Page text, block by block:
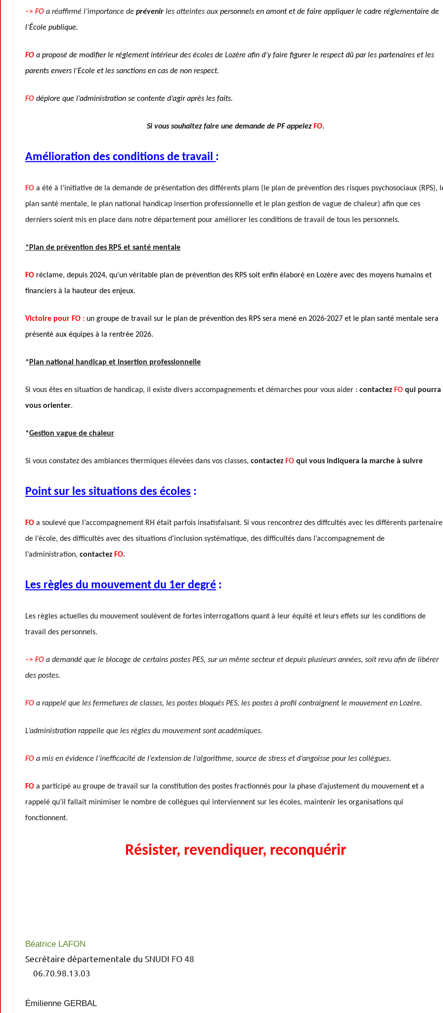
–> FO a réaffirmé l’importance de prévenir les atteintes aux personnels en amont et de faire appliquer le cadre réglementaire de
l’École publique.
FO a proposé de modifier le réglement intérieur des écoles de Lozère afin d’y faire figurer le respect dû par les partenaires et les
parents envers l’Ecole et les sanctions en cas de non respect.
FO déplore que l’administration se contente d’agir après les faits.
Si vous souhaitez faire une demande de PF appelezFO.
Amélioration des conditions de travail :
FO a été à l’initiative de la demande de présentation des différents plans (le plan de prévention des risques psychosociaux (RPS),
plan santé mentale, le plan national handicap insertion professionnelle et le plan gestion de vague de chaleur) afin que ces
derniers soient mis en place dans notre département pour améliorer les conditions de travail de tous les personnels.
*Plan de prévention des RPS et santé mentale
FO réclame, depuis 2024, qu’un véritable plan de prévention des RPS soit enfin élaboré en Lozère avec des moyens humains et
financiers à la hauteur des enjeux.
Victoire pour FO : un groupe de travail sur le plan de prévention des RPS sera mené en 2026-2027 et l e plan santé mentale sera
présenté aux équipes à la rentrée 2026.
* Plan national handicap et insertion professionnelle
Si vous êtes en situation de handicap, il existe divers accompagnements et démarches pour vous aider : contactez FO qui pourra
vous orienter.
*Gestion vague de chaleur
Si vous constatez des ambiances thermiques élevées dans vos classes, contactez FO qui vous indiquera la marche à suivre
Point sur les situations des écoles :
FO a soulevé que l’accompagnement RH était parfois insatisfaisant. Si vous rencontrez des diffcultés avec les différents
de l’école, des difficultés avec des situations d’inclusion systématique, des difficultés dans l’accompagnement de
l’administration, contactez FO.
Les règles du mouvement du 1er degré :
Les règles actuelles du mouvement soulèvent de fortes interrogations quant à leur équité et leurs effets sur les conditions de
travail des personnels.
–> FO a demandé que le blocage de certains postes PES, sur un même secteur et depuis plusieurs années, soit revu afin de libérer
des postes.
FO a rappelé que les fermetures de classes, les postes bloqués PES, les postes à profil contraignent le mouvement en Lozère.
L’administration rappelle que les règles du mouvement sont académiques.
FO a mis en évidence l’inefficacité de l’extension de l’algorithme, source de stress et d’angoisse pour les collègues.
FO a participé au groupe de travail sur la constitution des postes fractionnés pour la phase d’ajustement du mouvement et a
rappelé qu’il fallait minimiser le nombre de collègues qui interviennent sur les écoles, maintenir les organisations qui
fonctionnent.
Résister, revendiquer, reconquérir
Béatrice LAFON
Secrétaire départementale du SNUDI FO 48
06.70.98.13.03
Émilienne GERBAL